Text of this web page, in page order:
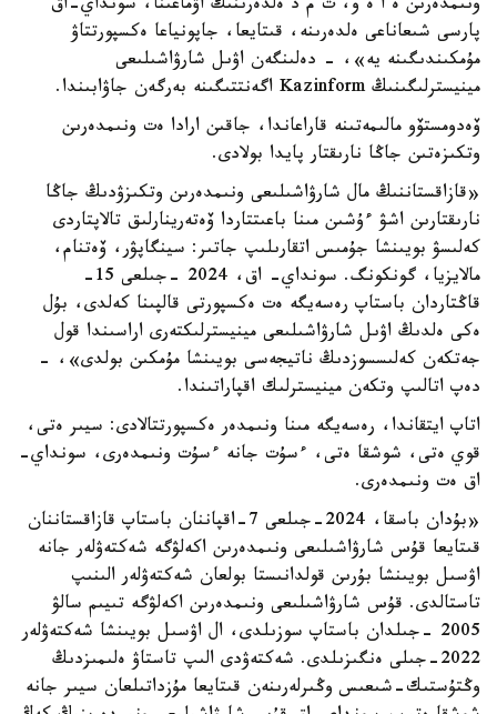
ونىمدەرىن ە ا ە و، ت م د ەلدەرىنىڭ اۋماعىنا، سونداي-اق
پارسى شىعاناعى ەلدەرىنە، قىتايعا، جاپونياعا ەكسپورتتاۋ
مۇمكىندىگىنە يە»، - دەلىنگەن اۋىل شارۋاشىلىعى
مينيسترلىگىنىڭ Kazinform اگەنتتىگىنە بەرگەن جاۋابىندا.
ۆەدومستۆو مالىمەتىنە قاراعاندا، جاقىن ارادا ەت ونىمدەرىن
وتكىزەتىن جاڭا نارىقتار پايدا بولادى.
«قازاقستاننىڭ مال شارۋاشىلىعى ونىمدەرىن وتكىزۋدىڭ جاڭا
نارىقتارىن اشۋ ءۇشىن مىنا باعىتتاردا ۆەتەرينارلىق تالاپتاردى
كەلىسۋ بويىنشا جۇمىس اتقارىلىپ جاتىر: سينگاپۋر، ۆەتنام،
مالايزيا، گونكونگ. سونداي- اق، 2024 -جىلعى 15-
قاڭتاردان باستاپ رەسەيگە ەت ەكسپورتى قالپىنا كەلدى، بۇل
ەكى ەلدىڭ اۋىل شارۋاشىلىعى مينيسترلىكتەرى اراسىندا قول
جەتكەن كەلىسسوزدىڭ ناتيجەسى بويىنشا مۇمكىن بولدى»، -
دەپ اتالىپ وتكەن مينيسترلىك اقپاراتىندا.
اتاپ ايتقاندا، رەسەيگە مىنا ونىمدەر ەكسپورتتالادى: سيىر ەتى،
قوي ەتى، شوشقا ەتى، ءسۇت جانە ءسۇت ونىمدەرى، سونداي-
اق ەت ونىمدەرى.
«بۇدان باسقا، 2024-جىلعى 7-اقپاننان باستاپ قازاقستاننان
قىتايعا قۇس شارۋاشىلىعى ونىمدەرىن اكەلۋگە شەكتەۋلەر جانە
اۋسىل بويىنشا بۇرىن قولدانىستا بولعان شەكتەۋلەر الىنىپ
تاستالدى. قۇس شارۋاشىلىعى ونىمدەرىن اكەلۋگە تىيىم سالۋ
2005 -جىلدان باستاپ سوزىلدى، ال اۋسىل بويىنشا شەكتەۋلەر
2022-جىلى ەنگىزىلدى. شەكتەۋدى الىپ تاستاۋ ەلىمىزدىڭ
وڭتۇستىك-شىعىس وڭىرلەرىنەن قىتايعا مۇزداتىلعان سيىر جانە